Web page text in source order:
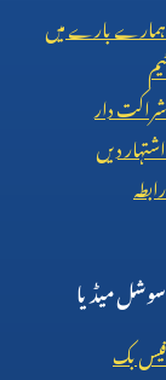
ہمارے بارے میں
ٹیم
شراکت دار
اشتہار دیں
رابطہ
سوشل میڈیا
فیس بک